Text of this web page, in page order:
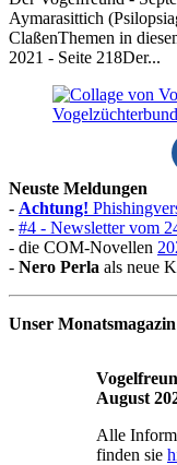
Aymarasittich
ClaßenThemen in
2021 - Seite 218Der...
Neuste Meldungen
- Achtung!
- #4 - Newsletter vom
- die COM-Novellen
- Nero Perla als neue
Unser Monatsmagazin
August
Alle
finden sie